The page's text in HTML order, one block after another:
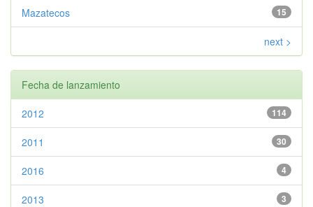
15
Mazatecos
next >
Fecha de lanzamiento
114
2012
30
2011
4
2016
3
2013